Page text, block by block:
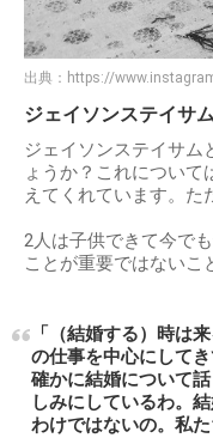
出典： https://
ジェイソンステイサ
ジェイソンステイサム
ょうか？これについて
えてくれています。た
2人は子供できて今で
ことが重要ではないこ
「（結婚する）時は
の仕事を中心にして
確かに結婚について
しみにしているわ。
わけではないの。私た